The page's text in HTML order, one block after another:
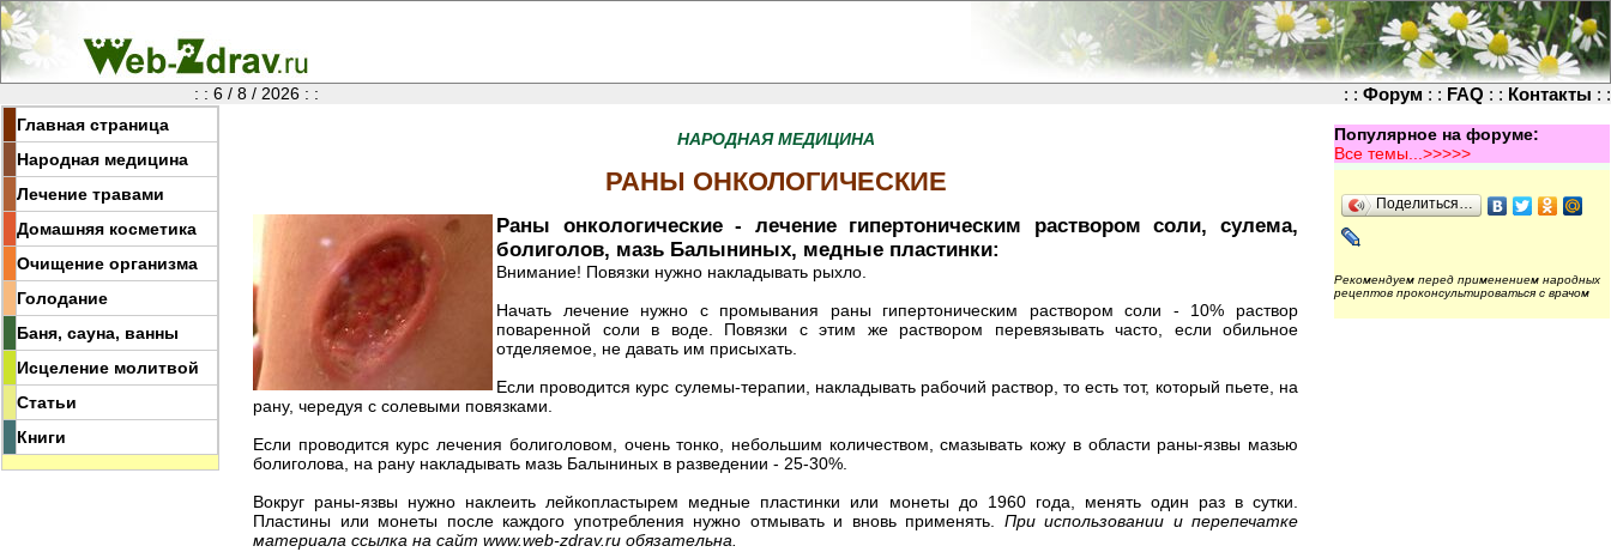
: : 6 / 8 / 2026 : : : : Форум : : FAQ : : Контакты : :
Главная страница
Народная медицина
Лечение травами
Домашняя косметика
Очищение организма
Голодание
Баня, сауна, ванны
Исцеление молитвой
Статьи
Книги
НАРОДНАЯ МЕДИЦИНА
РАНЫ ОНКОЛОГИЧЕСКИЕ
Раны онкологические - лечение гипертоническим раствором соли, сулема,
болиголов, мазь Балыниных, медные пластинки:
Внимание! Повязки нужно накладывать рыхло.
Начать лечение нужно с промывания раны гипертоническим раствором соли - 10% раствор
поваренной соли в воде. Повязки с этим же раствором перевязывать часто, если обильное
отделяемое, не давать им присыхать.
Если проводится курс сулемы-терапии, накладывать рабочий раствор, то есть тот, который пьете, на
рану, чередуя с солевыми повязками.
Если проводится курс лечения болиголовом, очень тонко, небольшим количеством, смазывать кожу в области раны-язвы мазью
болиголова, на рану накладывать мазь Балыниных в разведении - 25-30%.
Вокруг раны-язвы нужно наклеить лейкопластырем медные пластинки или монеты до 1960 года, менять один раз в сутки.
Пластины или монеты после каждого употребления нужно отмывать и вновь применять. При использовании и перепечатке
материала ссылка на сайт www.web-zdrav.ru обязательна.
Популярное на форуме:
Все темы...>>>>>
Поделиться…
Рекомендуем перед применением народных
рецептов проконсультироваться с врачом